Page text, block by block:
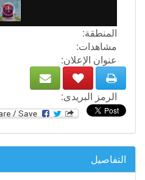
المنطقة:
مشاهدات:
عنوان الإعلان:
الرمز البريدى:
التفاصيل